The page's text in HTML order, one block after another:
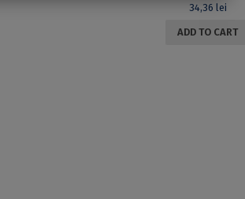
34,36 lei
ADD TO CART